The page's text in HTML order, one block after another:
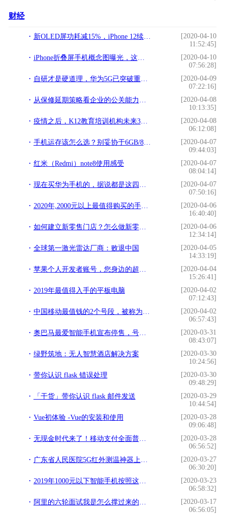
财经
新OLED屏功耗减15%，iPhone 12续航有救了？
[2020-04-10
11:52:45]
iPhone折叠屏手机概念图曝光，这款iPhone变化可不一般
[2020-04-10
07:56:28]
自研才是硬道理，华为5G已突破重重阻击，欧洲也选择它
[2020-04-09
07:22:16]
从保修延期策略看企业的公关能力，华为这一次终于赢了苹果
[2020-04-08
10:13:35]
疫情之后，K12教育培训机构未来3大发展趋势
[2020-04-08
06:12:08]
手机运存该怎么选？别妥协于6GB/8GB，其实12GB才是王道
[2020-04-07
09:44:03]
红米（Redmi）note8使用感受
[2020-04-07
08:04:14]
现在买华为手机的，据说都是这四类人，你是哪一类？
[2020-04-07
07:50:16]
2020年,2000元以上最值得购买的手机！
[2020-04-06
16:40:40]
如何建立新零售门店？怎么做新零售？（看完秒懂）
[2020-04-06
12:34:14]
全球第一激光雷达厂商：败退中国
[2020-04-05
14:33:19]
苹果个人开发者账号，您身边的超级签名
[2020-04-04
15:26:41]
2019年最值得入手的平板电脑
[2020-04-02
07:12:43]
中国移动最值钱的2个号段，被称为“古董号”，看看你是否拥有
[2020-04-02
06:57:43]
奥巴马最爱智能手机宣布停售，号称是全球最安全，网友：血亏啊
[2020-03-31
08:43:07]
绿野筑地：无人智慧酒店解决方案
[2020-03-30
10:24:56]
带你认识 flask 错误处理
[2020-03-30
09:48:29]
「干货」带你认识 flask 邮件发送
[2020-03-29
10:44:54]
Vue初体验 -Vue的安装和使用
[2020-03-28
09:06:48]
无现金时代来了！移动支付全面普及，国外赶不上了
[2020-03-28
06:56:52]
广东省人民医院5G红外测温神器上岗，可同时侦测视野内多人体温
[2020-03-27
06:30:20]
2019年1000元以下智能手机按照这个买准没错。
[2020-03-23
06:58:32]
阿里的六轮面试我是怎么撑过来的？一步天梯，一步海洋啊，好难啊
[2020-03-17
06:56:05]